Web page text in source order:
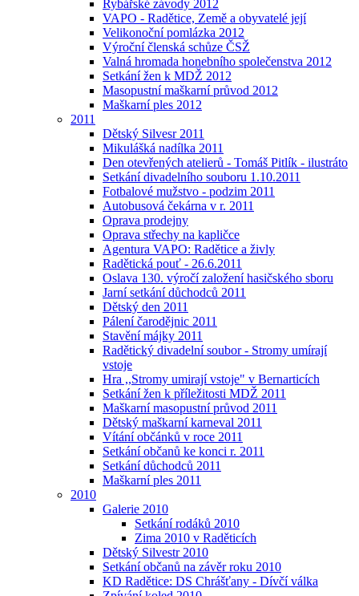
Rybářské závody 2012
VAPO - Radětice, Země a obyvatelé její
Velikonoční pomlázka 2012
Výroční členská schůze ČSŽ
Valná hromada honebního společenstva 2012
Setkání žen k MDŽ 2012
Masopustní maškarní průvod 2012
Maškarní ples 2012
2011
Dětský Silvesr 2011
Mikulášká nadílka 2011
Den otevřených atelierů - Tomáš Pitlík - ilustráto
Setkání divadelního souboru 1.10.2011
Fotbalové mužstvo - podzim 2011
Autobusová čekárna v r. 2011
Oprava prodejny
Oprava střechy na kapličce
Agentura VAPO: Radětice a živly
Radětická pouť - 26.6.2011
Oslava 130. výročí založení hasičského sboru
Jarní setkání důchodců 2011
Dětský den 2011
Pálení čarodějnic 2011
Stavění májky 2011
Radětický divadelní soubor - Stromy umírají
vstoje
Hra ,,Stromy umirají vstoje" v Bernarticích
Setkání žen k příležitosti MDŽ 2011
Maškarní masopustní průvod 2011
Dětský maškarní karneval 2011
Vítání občánků v roce 2011
Setkání občanů ke konci r. 2011
Setkání důchodců 2011
Maškarní ples 2011
2010
Galerie 2010
Setkání rodáků 2010
Zima 2010 v Raděticích
Dětský Silvestr 2010
Setkání občanů na závěr roku 2010
KD Radětice: DS Chrášťany - Dívčí válka